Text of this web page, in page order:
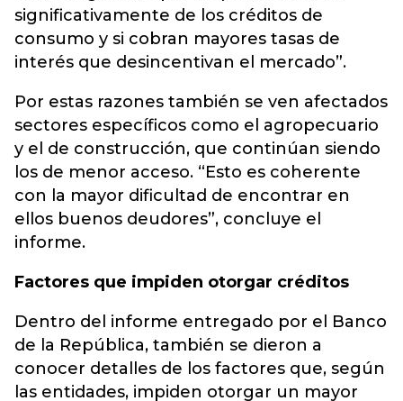
significativamente de los créditos de
consumo y si cobran mayores tasas de
interés que desincentivan el mercado”.
Por estas razones también se ven afectados
sectores específicos como el agropecuario
y el de construcción, que continúan siendo
los de menor acceso. “Esto es coherente
con la mayor dificultad de encontrar en
ellos buenos deudores”, concluye el
informe.
Factores que impiden otorgar créditos
Dentro del informe entregado por el Banco
de la República, también se dieron a
conocer detalles de los factores que, según
las entidades, impiden otorgar un mayor